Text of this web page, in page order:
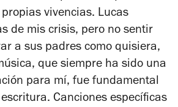
vivencias. Lucas
de mis crisis, pero no sentir
a sus padres como quisiera,
que siempre ha sido una
para mí, fue fundamental
Canciones específicas